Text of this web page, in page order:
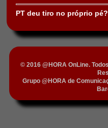
PT deu tiro no próprio pé?
© 2016 @HORA OnLine.
Grupo @HORA de